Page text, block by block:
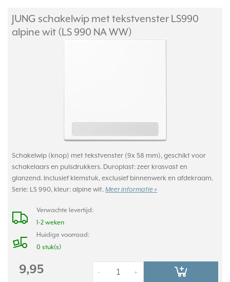
JUNG schakelwip met tekstvenster LS990
alpine wit (LS 990 NA WW)
Schakelwip (knop) met tekstvenster (9x 58 mm), geschikt voor
schakelaars en pulsdrukkers. Duroplast: zeer krasvast en
glanzend. Inclusief klemstuk, exclusief binnenwerk en afdekraam.
Serie: LS 990, kleur: alpine wit. Meer informatie »
Verwachte levertijd:
1-2 weken
Huidige voorraad:
0 stuk(s)
9,95 +
-